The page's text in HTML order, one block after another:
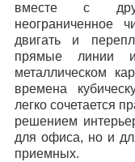
вместе с
неограниченное
двигать и
прямые линии
металлическом
времена
легко сочетается
решением
для офиса, но и
приемных.